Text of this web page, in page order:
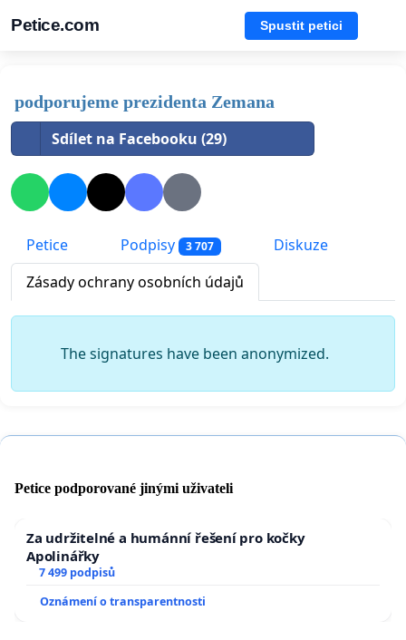
Petice.com Spustit petici
podporujeme prezidenta Zemana
Sdílet na Facebooku (29)
Petice Podpisy 3 707
Diskuze
Zásady ochrany osobních údajů
The signatures have been anonymized.
Petice podporované jinými uživateli
Za udržitelné a humánní řešení pro kočky
Apolinářky
7 499 podpisů
Oznámení o transparentnosti